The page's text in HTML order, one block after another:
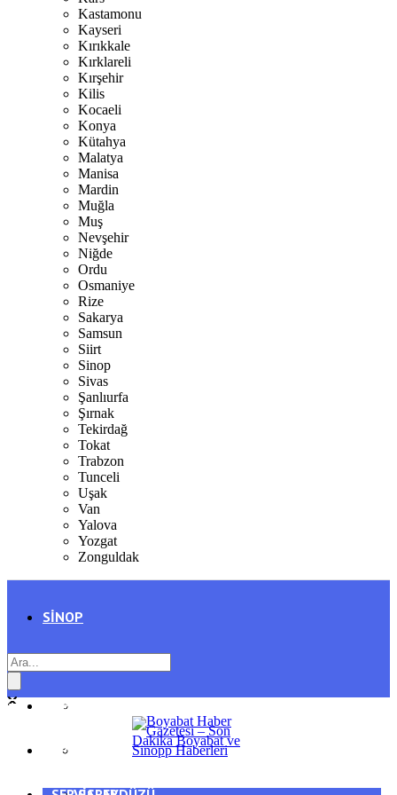
Kastamonu
Kayseri
Kırıkkale
Kırklareli
Kırşehir
Kilis
Kocaeli
Konya
Kütahya
Malatya
Manisa
Mardin
Muğla
Muş
Nevşehir
Niğde
Ordu
Osmaniye
Rize
Sakarya
Samsun
Siirt
Sinop
Sivas
Şanlıurfa
Şırnak
Tekirdağ
Tokat
Trabzon
Tunceli
Uşak
Van
Yalova
Yozgat
Zonguldak
SINOP
AYANCIK
GENEL
SPOR